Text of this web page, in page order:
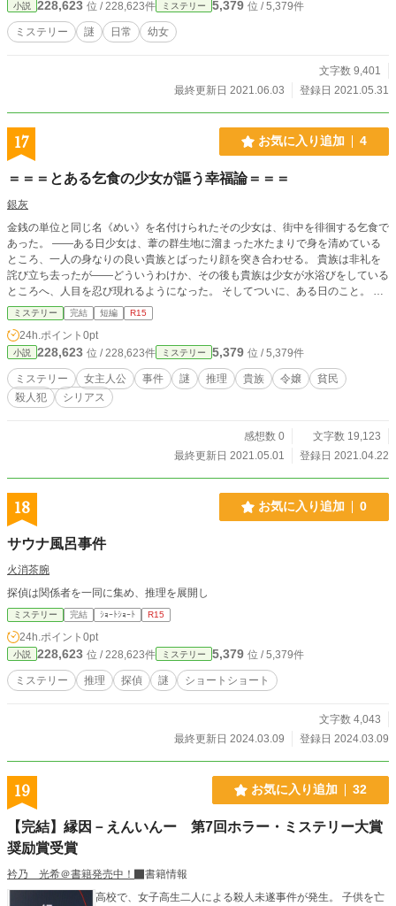
小説 228,623 位 / 228,623件 ミステリー 5,379 位 / 5,379件
ミステリー 謎 日常 幼女
文字数 9,401
最終更新日 2021.06.03
登録日 2021.05.31
17 お気に入り追加 4
＝＝＝とある乞食の少女が謳う幸福論＝＝＝
銀灰
金銭の単位と同じ名《めい》を名付けられたその少女は、街中を徘徊する乞食で
あった。 ――ある日少女は、葦の群生地に溜まった水たまりで身を清めている
ところ、一人の身なりの良い貴族とばったり顔を突き合わせる。 貴族は非礼を
詫び立ち去ったが――どういうわけか、その後も貴族は少女が水浴びをしている
ところへ、人目を忍び現れるようになった。 そしてついに、ある日のこと。 少
女は貴族の男に誘われ、彼の家へ招かれることとなった。 貴族はどうやら、少
女を家族として迎え入れるつもりのようだが――貴族には四人の妻がいた。 反
対、観察、誘い、三者三様の反応で少女に接する妻たち。 前途多難な暗雲が漂
う少女の行く先だが――暗雲は予想外の形で屋敷に滴れた。 騒然となる屋敷
内。 明らかな他者による凶行。 屋敷内で、殺人が発生したのだ――。 被害者
は、四人の妻の一人。 ――果たして、少女の辿る結末は……？
ミステリー 完結 短編 R15
24h.ポイント 0pt
小説 228,623 位 / 228,623件 ミステリー 5,379 位 / 5,379件
ミステリー 女主人公 事件 謎 推理 貴族 令嬢
貧民
殺人犯
シリアス
感想数 0
文字数 19,123
最終更新日 2021.05.01
登録日 2021.04.22
18 お気に入り追加 0
サウナ風呂事件
火消茶腕
探偵は関係者を一同に集め、推理を展開し
ミステリー 完結 ｼｮｰﾄｼｮｰﾄ R15
24h.ポイント 0pt
小説 228,623 位 / 228,623件 ミステリー 5,379 位 / 5,379件
ミステリー 推理 探偵 謎 ショートショート
文字数 4,043
最終更新日 2024.03.09
登録日 2024.03.09
19 お気に入り追加 32
【完結】縁因－えんいんー 第7回ホラー・ミステリー大賞
奨励賞受賞
衿乃 光希＠書籍発売中！
書籍情報
高校で、女子高生二人による殺人未遂事件が発生。 子供を亡